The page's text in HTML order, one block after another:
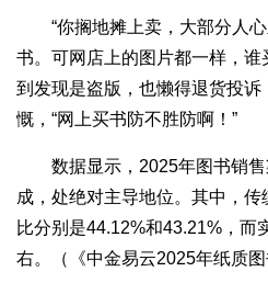
“你搁地摊上卖，大部分人心
书。可网店上的图片都一样，
到发现是盗版，也懒得退货投诉
慨，“网上买书防不胜防啊！”
数据显示，2025年图书销售
成，处绝对主导地位。其中，
比分别是44.12%和43.21%，而
右。（《中金易云2025年纸质图